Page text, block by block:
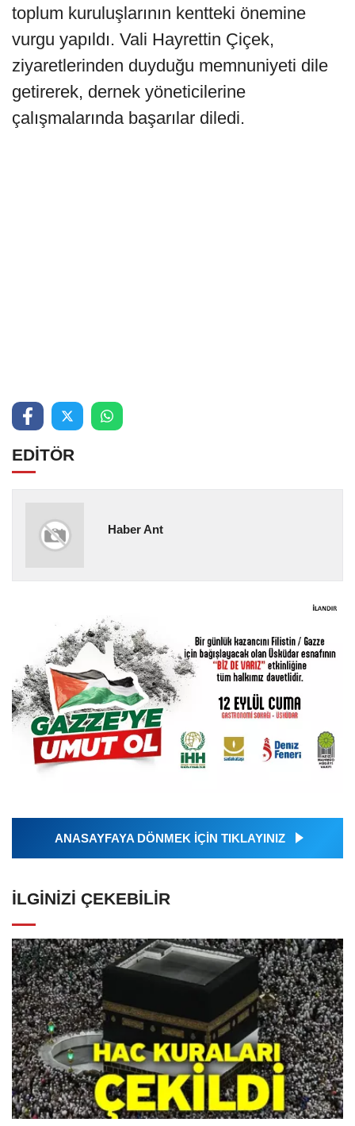
toplum kuruluşlarının kentteki önemine
vurgu yapıldı. Vali Hayrettin Çiçek,
ziyaretlerinden duyduğu memnuniyeti dile
getirerek, dernek yöneticilerine
çalışmalarında başarılar diledi.
EDİTÖR
Haber Ant
ANASAYFAYA DÖNMEK İÇİN TIKLAYINIZ
İLGINIZI ÇEKEBILIR